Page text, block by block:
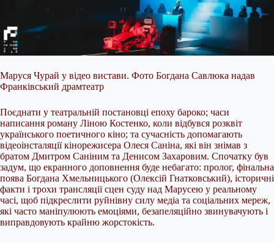
Маруся Чурай у відео вистави. Фото Богдана Савлюка надав
Франківський драмтеатр
Поєднати у театральній постановці епоху бароко; часи
написання роману Ліною Костенко, коли відбувся розквіт
українського поетичного кіно; та сучасність допомагають
відеоінсталяції кінорежисера Олеся Саніна, які він знімав з
братом Дмитром Саніним та Денисом Захаровим. Спочатку був
задум, що екранного доповнення буде небагато: пролог, фінальна
поява Богдана Хмельницького (Олексій Гнатковський), історичні
факти і трохи трансляції сцен суду над Марусею у реальному
часі, щоб підкреслити руйнівну силу медіа та соціальних мереж,
які часто маніпулюють емоціями, безапеляційно звинувачують і
виправдовують крайню жорстокість.